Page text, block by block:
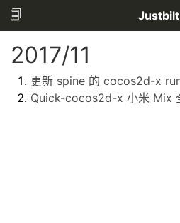
Justbilt
2017/11
更新 spine 的 cocos2d-x
Quick-cocos2d-x 小米 Mix